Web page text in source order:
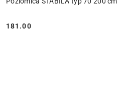
Cena:
181.00